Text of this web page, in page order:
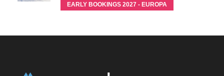
EARLY BOOKINGS 2027 - EUROPA